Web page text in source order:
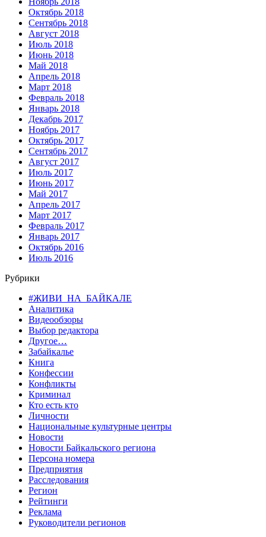
Октябрь 2018
Сентябрь 2018
Август 2018
Июль 2018
Июнь 2018
Май 2018
Апрель 2018
Март 2018
Февраль 2018
Январь 2018
Декабрь 2017
Ноябрь 2017
Октябрь 2017
Сентябрь 2017
Август 2017
Июль 2017
Июнь 2017
Май 2017
Апрель 2017
Март 2017
Февраль 2017
Январь 2017
Октябрь 2016
Июль 2016
Рубрики
#ЖИВИ_НА_БАЙКАЛЕ
Аналитика
Видеообзоры
Выбор редактора
Другое…
Забайкалье
Книга
Конфессии
Конфликты
Криминал
Кто есть кто
Личности
Национальные культурные центры
Новости
Новости Байкальского региона
Персона номера
Предприятия
Расследования
Регион
Рейтинги
Реклама
Руководители регионов